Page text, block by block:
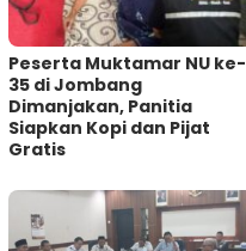
Peserta Muktamar NU ke-
35 di Jombang
Dimanjakan, Panitia
Siapkan Kopi dan Pijat
Gratis